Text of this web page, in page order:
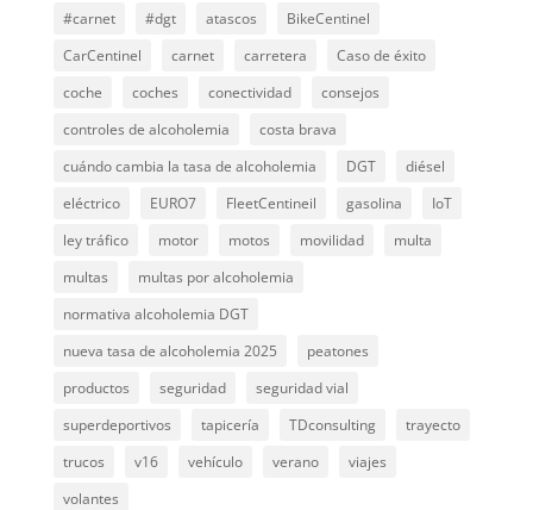
#carnet #dgt atascos
BikeCentinel
CarCentinel
carnet carretera
Caso de éxito
coche
coches conectividad
consejos
controles de alcoholemia
costa brava
cuándo cambia la tasa de alcoholemia
DGT
diésel
eléctrico
EURO7 FleetCentineil gasolina
IoT
ley tráfico
motor motos movilidad
multa
multas
multas por alcoholemia
normativa alcoholemia DGT
nueva tasa de alcoholemia 2025
peatones
productos
seguridad
seguridad vial
superdeportivos
tapicería TDconsulting
trayecto
trucos
v16 vehículo verano
viajes
volantes